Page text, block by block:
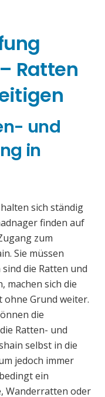
Ratten
und
in
sich ständig
finden auf
zum
Sie müssen
die Ratten und
machen sich die
ohne Grund weiter.
die
Ratten- und
selbst in die
jedoch immer
ein
Wanderratten oder